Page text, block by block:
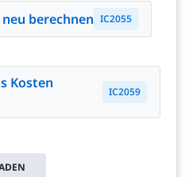
berechnen IC2055
Kosten
IC2059